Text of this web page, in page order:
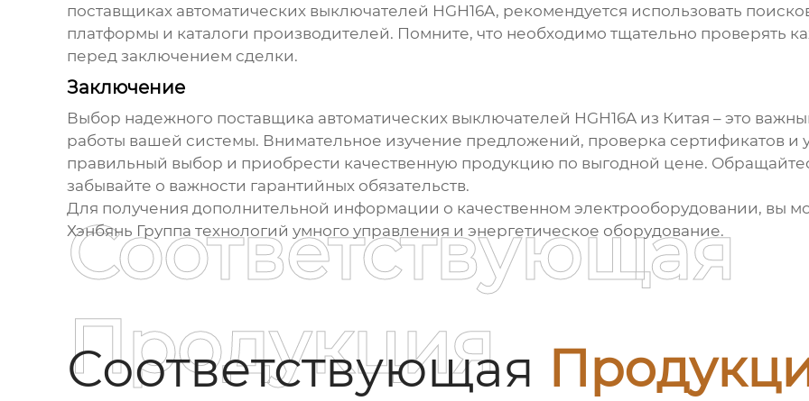
поставщиках автоматических выключателей HGН16A, рекомендуется использовать
платформы и каталоги производителей. Помните, что необходимо тщательно проверять
перед заключением сделки.
Заключение
Выбор надежного поставщика автоматических выключателей HGН16Aиз Китая – это
работы вашей системы. Внимательное изучение предложений, проверка сертификатов и
правильный выбор и приобрести качественную продукцию по выгодной цене.
забывайте о важности гарантийных обязательств.
Для получения дополнительной информации о качественном электрооборудовании, вы
Хэнбянь Группа технологий умного управления и энергетическое оборудование.
Соответствующая
Соответствующая
Продукция